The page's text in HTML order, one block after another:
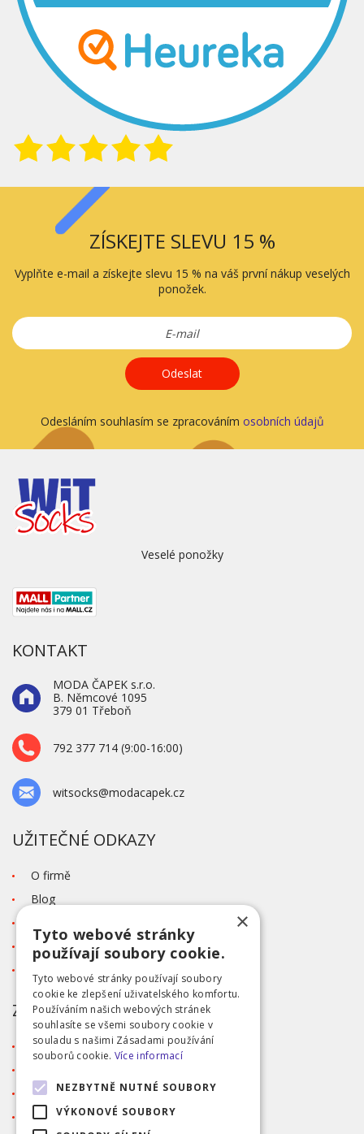
ZÍSKEJTE SLEVU 15 %
Vyplňte e-mail a získejte slevu 15 % na váš první nákup veselých
ponožek.
Odeslat
Odesláním souhlasím se zpracováním osobních údajů
Veselé ponožky
KONTAKT
MODA ČAPEK s.r.o.
B. Němcové 1095
379 01 Třeboň
792 377 714 (9:00-16:00)
witsocks@modacapek.cz
UŽITEČNÉ ODKAZY
O firmě
Blog
Tabulka velikostí
ZÁKAZNICKÝ SERVIS
Obchodní podmínky
Reklamace
Přihlášení
×
Tyto webové stránky
používají soubory cookie.
Tyto webové stránky používají soubory
cookie ke zlepšení uživatelského komfortu.
Používáním našich webových stránek
souhlasíte se všemi soubory cookie v
souladu s našimi Zásadami používání
souborů cookie. Více informací
NEZBYTNĚ NUTNÉ SOUBORY
VÝKONOVÉ SOUBORY